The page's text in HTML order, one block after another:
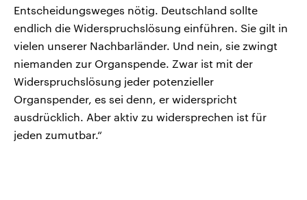
Entscheidungsweges nötig. Deutschland sollte
endlich die Widerspruchslösung einführen. Sie gilt in
vielen unserer Nachbarländer. Und nein, sie zwingt
niemanden zur Organspende. Zwar ist mit der
Widerspruchslösung jeder potenzieller
Organspender, es sei denn, er widerspricht
ausdrücklich. Aber aktiv zu widersprechen ist für
jeden zumutbar.“